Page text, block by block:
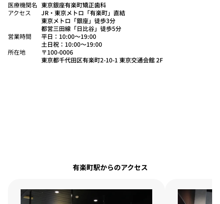
医療機関名 東京銀座有楽町矯正歯科
アクセス
JR・東京メトロ「有楽町」直結
東京メトロ「銀座」徒歩3分
都営三田線「日比谷」徒歩5分
営業時間
平日：10:00〜19:00
土日祝：10:00〜19:00
所在地
〒100-0006
東京都千代田区有楽町2-10-1 東京交通会館 2F
有楽町駅からのアクセス